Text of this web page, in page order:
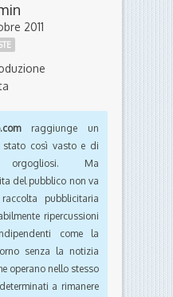
2011
raggiunge un
stato così vasto e di
orgogliosi. Ma
del pubblico non va
pubblicitaria
ripercussioni
come la
senza la notizia
operano nello stesso
a rimanere